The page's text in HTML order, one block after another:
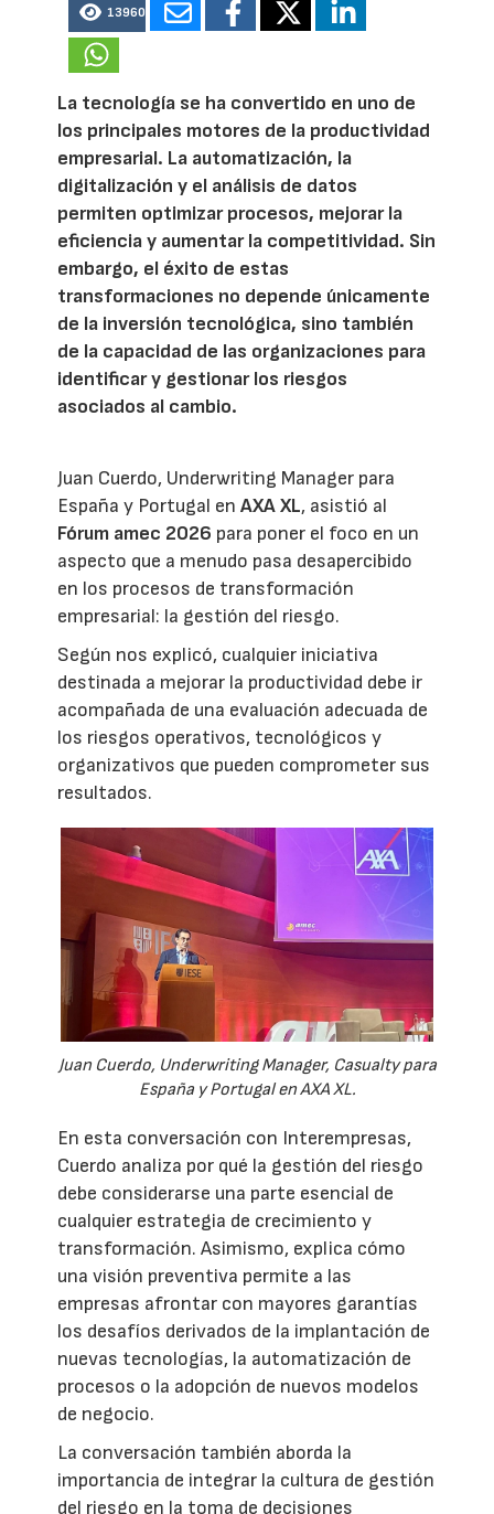
13960
La tecnología se ha convertido en uno de
los principales motores de la productividad
empresarial. La automatización, la
digitalización y el análisis de datos
permiten optimizar procesos, mejorar la
eficiencia y aumentar la competitividad. Sin
embargo, el éxito de estas
transformaciones no depende únicamente
de la inversión tecnológica, sino también
de la capacidad de las organizaciones para
identificar y gestionar los riesgos
asociados al cambio.
Juan Cuerdo, Underwriting Manager para
España y Portugal enAXA XL, asistió al
Fórum amec 2026 para poner el foco en un
aspecto que a menudo pasa desapercibido
en los procesos de transformación
empresarial: la gestión del riesgo.
Según nos explicó, cualquier iniciativa
destinada a mejorar la productividad debe ir
acompañada de una evaluación adecuada de
los riesgos operativos, tecnológicos y
organizativos que pueden comprometer sus
resultados.
Juan Cuerdo, Underwriting Manager, Casualty para
España y Portugal en AXA XL.
En esta conversación con Interempresas,
Cuerdo analiza por qué la gestión del riesgo
debe considerarse una parte esencial de
cualquier estrategia de crecimiento y
transformación. Asimismo, explica cómo
una visión preventiva permite a las
empresas afrontar con mayores garantías
los desafíos derivados de la implantación de
nuevas tecnologías, la automatización de
procesos o la adopción de nuevos modelos
de negocio.
La conversación también aborda la
importancia de integrar la cultura de gestión
del riesgo en la toma de decisiones